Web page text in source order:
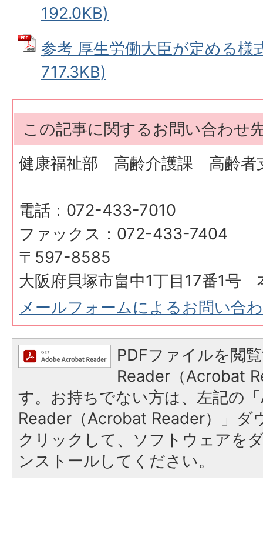
192.0KB)
参考 厚生労働大臣が定める様
717.3KB)
この記事に関するお問い合わせ
健康福祉部 高齢介護課 高齢者
電話：072-433-7010
ファックス：072-433-7404
〒597-8585
大阪府貝塚市畠中1丁目17番1号
メールフォームによるお問い合
PDFファイルを閲
Reader（Acrobat
す。お持ちでない方は、左記の
Reader（Acrobat Reader）」ダ
クリックして、ソフトウェアを
ンストールしてください。